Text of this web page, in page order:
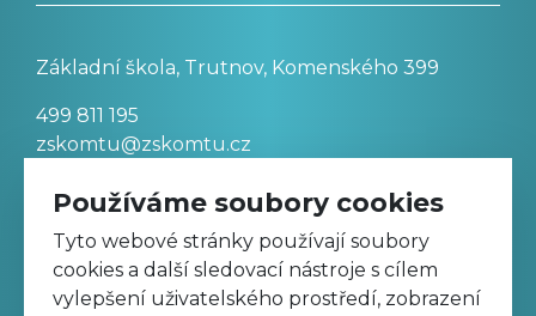
Základní škola, Trutnov, Komenského 399
499 811 195
zskomtu@zskomtu.cz
Prohlášení o přístupnosti stránek
Nastavení cookies
Používáme soubory cookies
Tyto webové stránky používají soubory
cookies a další sledovací nástroje s cílem
vylepšení uživatelského prostředí, zobrazení